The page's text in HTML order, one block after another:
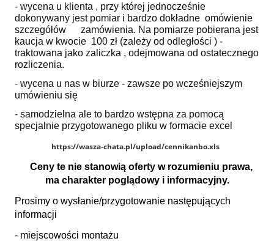
- wycena u klienta , przy której jednocześnie
dokonywany jest pomiar i bardzo dokładne omówienie
szczegółów zamówienia. Na pomiarze pobierana jest
kaucja w kwocie 100 zł (zależy od odległości ) -
traktowana jako zaliczka , odejmowana od ostatecznego
rozliczenia.
- wycena u nas w biurze - zawsze po wcześniejszym
umówieniu się
- samodzielna ale to bardzo wstępna za pomocą
specjalnie przygotowanego pliku w formacie excel
https://wasza-chata.pl/upload/cennikanbo.xls
Ceny te nie stanowią oferty w rozumieniu prawa,
ma charakter poglądowy i informacyjny.
Prosimy o wysłanie/przygotowanie następujących
informacji
- miejscowości montażu